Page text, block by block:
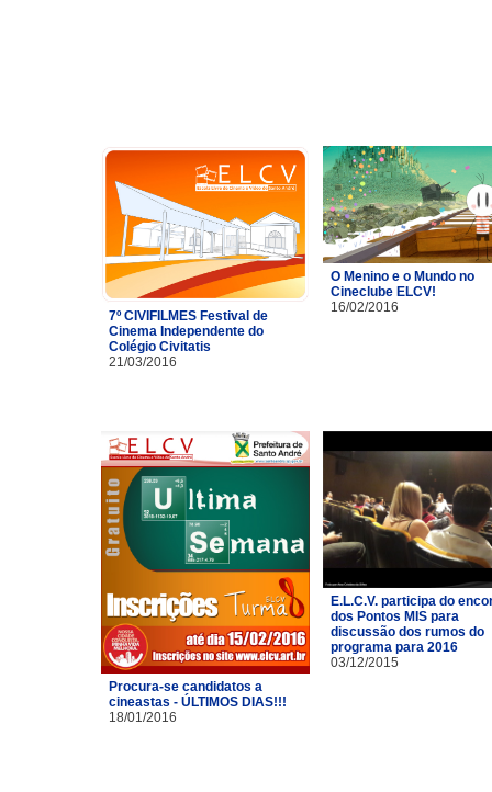
7º CIVIFILMES Festival de
Cinema Independente do
Colégio Civitatis
21/03/2016
O Menino e o Mundo no
Cineclube ELCV!
16/02/2016
Procura-se candidatos a
cineastas - ÚLTIMOS DIAS!!!
18/01/2016
E.L.C.V. participa do
dos Pontos MIS para
discussão dos rumos do
programa para 2016
03/12/2015